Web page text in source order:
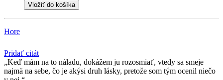
Vložiť do košíka
Hore
Pridať citát
Keď mám na to náladu, dokážem ju rozosmiať, vtedy sa smeje
najmä na sebe, čo je akýsi druh lásky, pretože som tým ocenil niečo